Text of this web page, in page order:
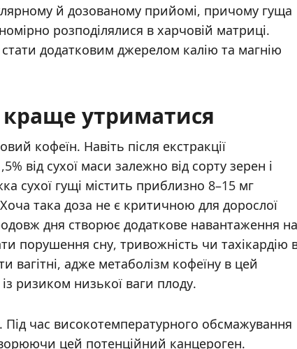
й дозованому прийомі, причому гуща
розподілялися в харчовій матриці.
додатковим джерелом калію та магнію
утриматися
кофеїн. Навіть після екстракції
від сухої маси залежно від сорту зерен і
сухої гущі містить приблизно 8–15 мг
така доза не є критичною для дорослої
дня створює додаткове навантаження на
порушення сну, тривожність чи тахікардію
адже метаболізм кофеїну в цей
ризиком низької ваги плоду.
час високотемпературного обсмажування
цей потенційний канцероген.